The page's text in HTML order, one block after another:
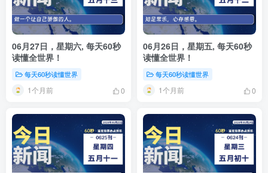
06月27日，星期六, 每天60秒
读懂全世界！
每天60秒读懂世界
1个月前 0
06月26日，星期五, 每天60秒
读懂全世界！
每天60秒读懂世界
1个月前 0